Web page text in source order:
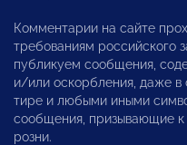
Комментарии на сайте
требованиям российского
публикуем сообщения,
и/или оскорбления, даже в
тире и любыми иными
сообщения, призывающие
розни.